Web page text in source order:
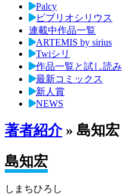
Palcy
ビブリオシリウス
連載中作品一覧
ARTEMIS by sirius
Twiシリ
作品一覧と試し読み
最新コミックス
新人賞
NEWS
著者紹介» 島知宏
島知宏
しまちひろし